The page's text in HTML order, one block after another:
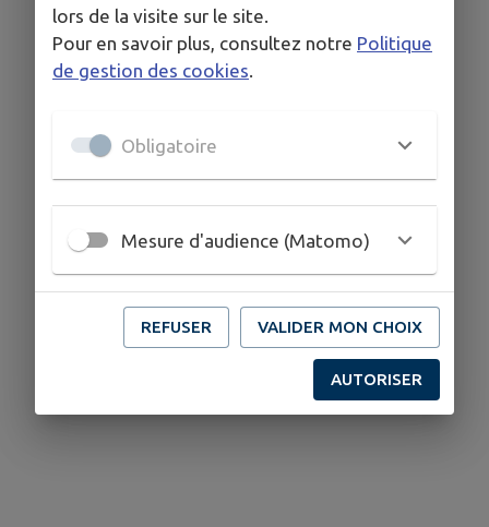
lors de la visite sur le site.
Pour en savoir plus, consultez notre Politique
de gestion des cookies.
Obligatoire
Mesure d'audience (Matomo)
REFUSER VALIDER MON CHOIX
AUTORISER